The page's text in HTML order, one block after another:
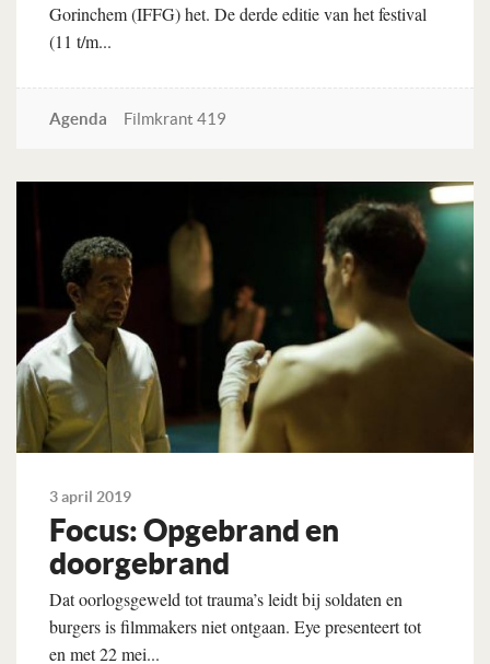
Gorinchem (IFFG) het. De derde editie van het festival
(11 t/m...
Agenda Filmkrant 419
Lees verder
3 april 2019
Focus: Opgebrand en
doorgebrand
Dat oorlogsgeweld tot trauma’s leidt bij soldaten en
burgers is filmmakers niet ontgaan. Eye presenteert tot
en met 22 mei...